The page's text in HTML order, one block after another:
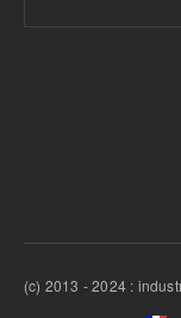
(c) 2013 - 2024 :